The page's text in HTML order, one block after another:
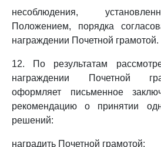
несоблюдения,
Положением, порядка
награждении Почетной грамотой.
12. По результатам
награждении Почетной
оформляет письменное
рекомендацию о принятии
решений:
наградить Почетной грамотой;